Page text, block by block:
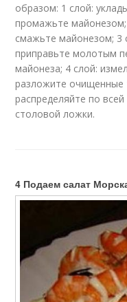
образом: 1 слой:
промажьте
смажьте майонезом; 3
приправьте молотым
майонеза; 4 слой:
разложите очищенные
распределяйте по
столовой ложки.
4 Подаем салат